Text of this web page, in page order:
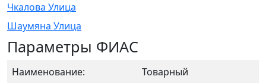
Чкалова Улица
Шаумяна Улица
Параметры ФИАС
Наименование:
Товарный